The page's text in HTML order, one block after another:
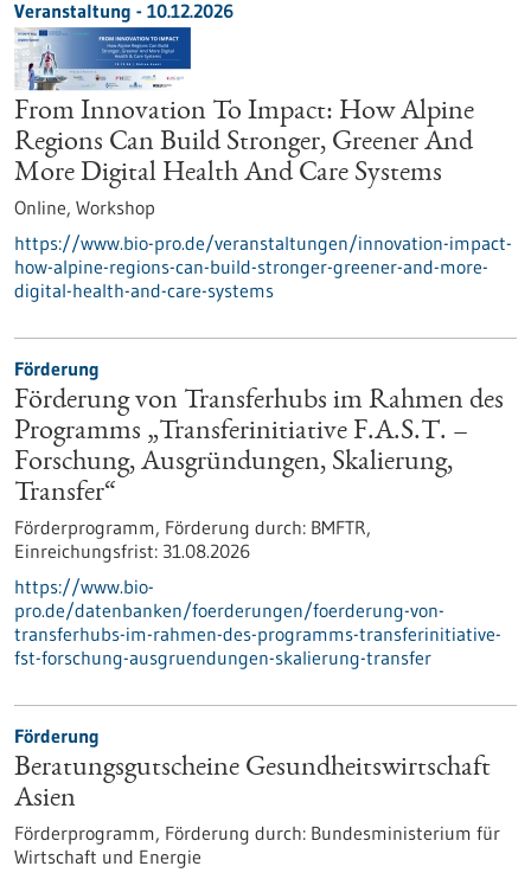
Veranstaltung - 10.12.2026
From Innovation To Impact: How Alpine
Regions Can Build Stronger, Greener And
More Digital Health And Care Systems
Online, Workshop
https://www.bio-pro.de/veranstaltungen/innovation-impact-
how-alpine-regions-can-build-stronger-greener-and-more-
digital-health-and-care-systems
Förderung
Förderung von Transferhubs im Rahmen des
Programms „Transferinitiative F.A.S.T. –
Forschung, Ausgründungen, Skalierung,
Transfer“
Förderprogramm, Förderung durch: BMFTR,
Einreichungsfrist: 31.08.2026
https://www.bio-
pro.de/datenbanken/foerderungen/foerderung-von-
transferhubs-im-rahmen-des-programms-transferinitiative-
fst-forschung-ausgruendungen-skalierung-transfer
Förderung
Beratungsgutscheine Gesundheitswirtschaft
Asien
Förderprogramm, Förderung durch: Bundesministerium für
Wirtschaft und Energie